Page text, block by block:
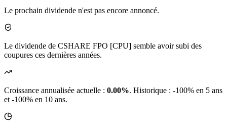
Le prochain dividende n'est pas encore annoncé.
Le dividende de CSHARE FPO [CPU] semble avoir subi des
coupures ces dernières années.
Croissance annualisée actuelle : 0.00%. Historique : -100% en 5 ans
et -100% en 10 ans.